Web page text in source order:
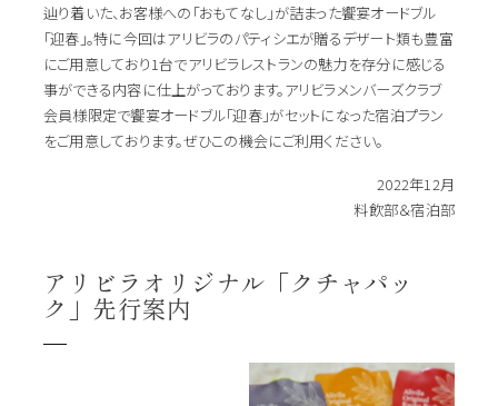
辿り着いた、お客様への「おもてなし」が詰まった饗宴オードブル
「迎春」。特に今回はアリビラのパティシエが贈るデザート類も豊富
にご用意しており1台でアリビラレストランの魅力を存分に感じる
事ができる内容に仕上がっております。アリビラメンバーズクラブ
会員様限定で饗宴オードブル「迎春」がセットになった宿泊プラン
をご用意しております。ぜひこの機会にご利用ください。
2022年12月
料飲部＆宿泊部
アリビラオリジナル「クチャパッ
ク」先行案内